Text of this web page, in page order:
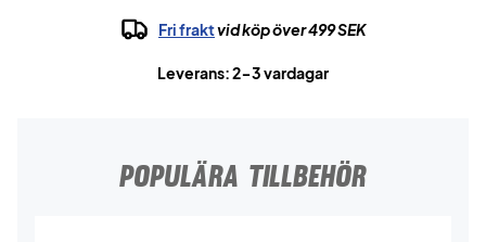
Fri fraktvid köp över 499 SEK
Leverans: 2-3 vardagar
POPULÄRA TILLBEHÖR